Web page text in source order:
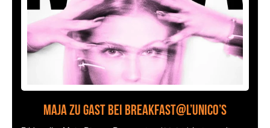
Maja zu Gast bei Breakfast@L’UniCo’s